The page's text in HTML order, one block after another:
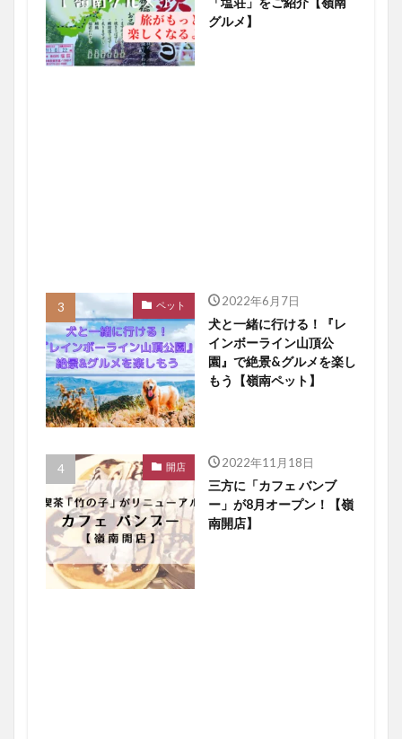
グルメ】
ペット 2022年6月7日
犬と一緒に行ける！『レ
インボーライン山頂公
園』で絶景&グルメを楽し
もう【嶺南ペット】
開店 2022年11月18日
三方に「カフェ バンブ
ー」が8月オープン！【嶺
南開店】